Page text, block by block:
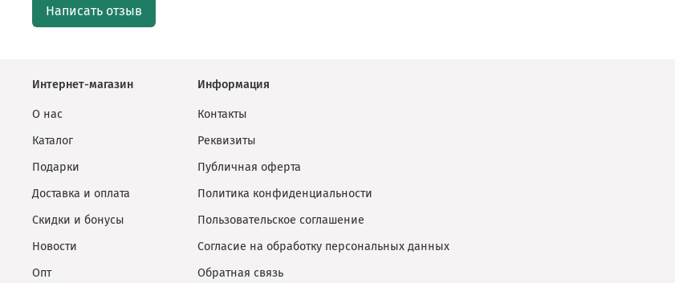
Написать отзыв
Интернет-магазин
О нас
Каталог
Подарки
Доставка и оплата
Скидки и бонусы
Новости
Опт
Информация
Контакты
Реквизиты
Публичная оферта
Политика конфиденциальности
Пользовательское соглашение
Согласие на обработку персональных данных
Обратная связь